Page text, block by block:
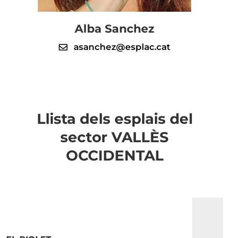
Alba Sanchez
asanchez@esplac.cat
Llista dels esplais del
sector VALLÈS
OCCIDENTAL